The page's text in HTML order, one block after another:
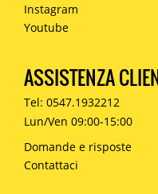
Instagram
Youtube
ASSISTENZA
Tel: 0547.1932212
Lun/Ven 09:00-15:00
Domande e risposte
Contattaci